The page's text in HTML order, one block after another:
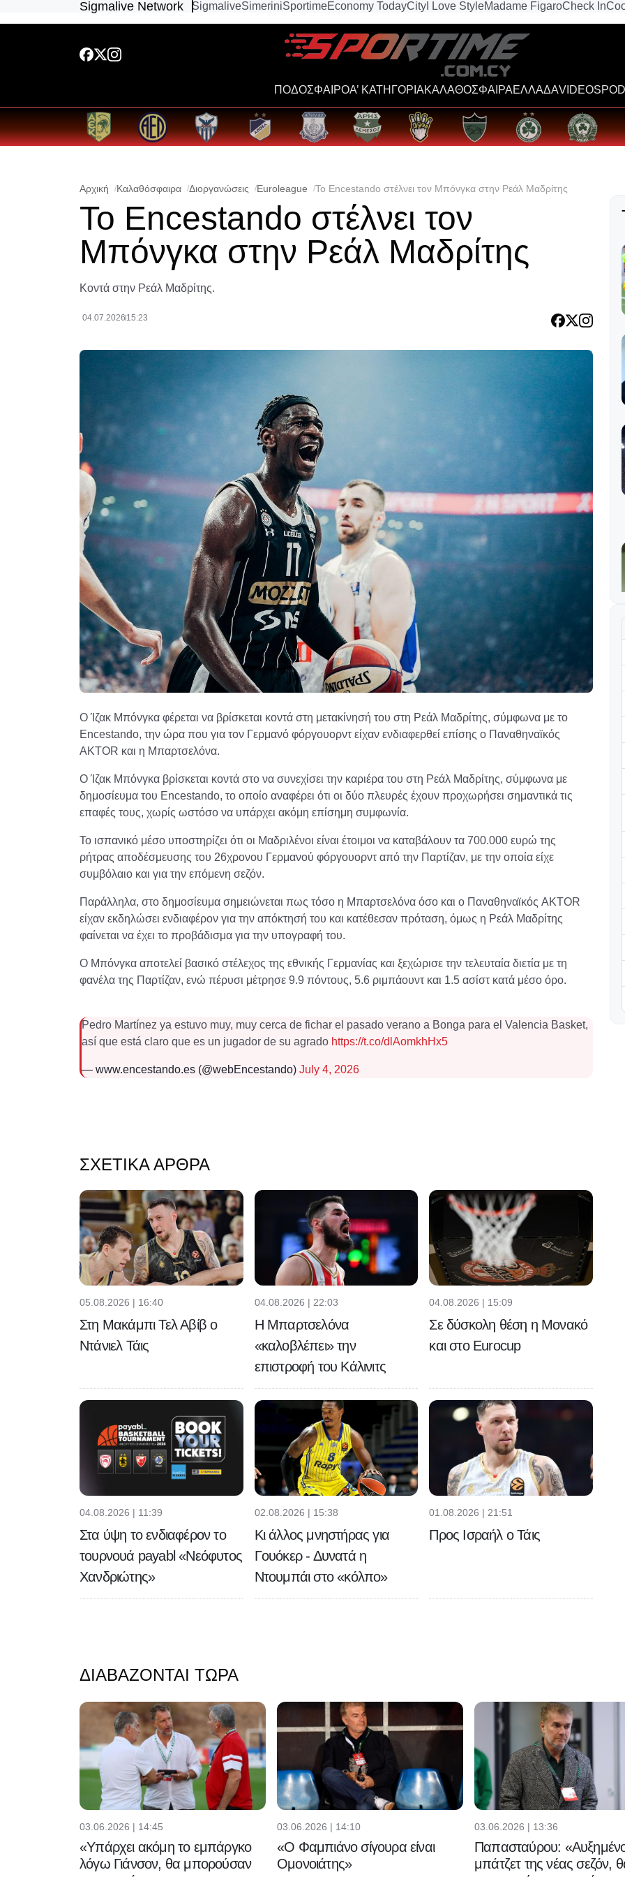
Sigmalive Network SigmaliveSimeriniSportimeEconomy TodayCity I Love StyleMadame FigaroCheck In
ΠΟΔΟΣΦΑΙΡΟΑ’ ΚΑΤΗΓΟΡΙΑΚΑΛΑΘΟΣΦΑΙΡΑΕΛΛΑΔΑVIDEOS
Αρχική Καλαθόσφαιρα Διοργανώσεις Euroleague To Εncestando στέλνει τον Μπόνγκα στην Ρεάλ Μαδρίτης
To Εncestando στέλνει τον
Μπόνγκα στην Ρεάλ Μαδρίτης
Κοντά στην Ρεάλ Μαδρίτης.
04.07.2026 15:23
Ο Ίζακ Μπόνγκα φέρεται να βρίσκεται κοντά στη μετακίνησή του στη Ρεάλ Μαδρίτης, σύμφωνα με το
Encestando, την ώρα που για τον Γερμανό φόργουορντ είχαν ενδιαφερθεί επίσης ο Παναθηναϊκός
AKTOR και η Μπαρτσελόνα.
Ο Ίζακ Μπόνγκα βρίσκεται κοντά στο να συνεχίσει την καριέρα του στη Ρεάλ Μαδρίτης, σύμφωνα με
δημοσίευμα του Encestando, το οποίο αναφέρει ότι οι δύο πλευρές έχουν προχωρήσει σημαντικά τις
επαφές τους, χωρίς ωστόσο να υπάρχει ακόμη επίσημη συμφωνία.
Το ισπανικό μέσο υποστηρίζει ότι οι Μαδριλένοι είναι έτοιμοι να καταβάλουν τα 700.000 ευρώ της
ρήτρας αποδέσμευσης του 26χρονου Γερμανού φόργουορντ από την Παρτίζαν, με την οποία είχε
συμβόλαιο και για την επόμενη σεζόν.
Παράλληλα, στο δημοσίευμα σημειώνεται πως τόσο η Μπαρτσελόνα όσο και ο Παναθηναϊκός AKTOR
είχαν εκδηλώσει ενδιαφέρον για την απόκτησή του και κατέθεσαν πρόταση, όμως η Ρεάλ Μαδρίτης
φαίνεται να έχει το προβάδισμα για την υπογραφή του.
Ο Μπόνγκα αποτελεί βασικό στέλεχος της εθνικής Γερμανίας και ξεχώρισε την τελευταία διετία με τη
φανέλα της Παρτίζαν, ενώ πέρυσι μέτρησε 9.9 πόντους, 5.6 ριμπάουντ και 1.5 ασίστ κατά μέσο όρο.
Pedro Martínez ya estuvo muy, muy cerca de fichar el pasado verano a Bonga para el Valencia Basket,
así que está claro que es un jugador de su agrado https://t.co/dlAomkhHx5
— www.encestando.es (@webEncestando) July 4, 2026
ΣΧΕΤΙΚΆ ΆΡΘΡΑ
05.08.2026 | 16:40
Στη Μακάμπι Τελ Αβίβ ο
Ντάνιελ Τάις
04.08.2026 | 22:03
Η Μπαρτσελόνα
«καλοβλέπει» την
επιστροφή του Κάλινιτς
04.08.2026 | 15:09
Σε δύσκολη θέση η Μονακό
και στο Eurocup
04.08.2026 | 11:39
Στα ύψη το ενδιαφέρον το
τουρνουά payabl «Νεόφυτος
Χανδριώτης»
02.08.2026 | 15:38
Κι άλλος μνηστήρας για
Γουόκερ - Δυνατά η
Ντουμπάι στο «κόλπο»
01.08.2026 | 21:51
Προς Ισραήλ ο Τάις
ΔΙΑΒΆΖΟΝΤΑΙ ΤΏΡΑ
03.06.2026 | 14:45
«Υπάρχει ακόμη το εμπάργκο
λόγω Γιάνσον, θα μπορούσαν
03.06.2026 | 14:10
«Ο Φαμπιάνο σίγουρα είναι
Ομονοιάτης»
03.06.2026 | 13:36
Παπασταύρου:
μπάτζετ της νέας σεζόν,